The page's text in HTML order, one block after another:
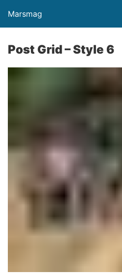
Marsmag
Post Grid – Style 6